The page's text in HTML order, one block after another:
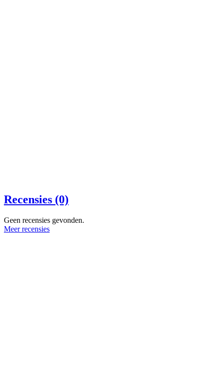
Recensies (0)
Geen recensies gevonden.
Meer recensies